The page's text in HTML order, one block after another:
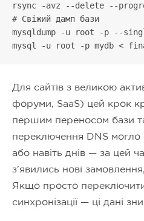
rsync -avz --delete --
# Свіжий дамп бази
mysqldump -u root -p --
mysql -u root -p mydb <
Для сайтів з великою
форуми, SaaS) цей крок
першим переносом бази
переключення DNS могло
або навіть днів — за цей
з'явились нові
Якщо просто
синхронізації — ці дані